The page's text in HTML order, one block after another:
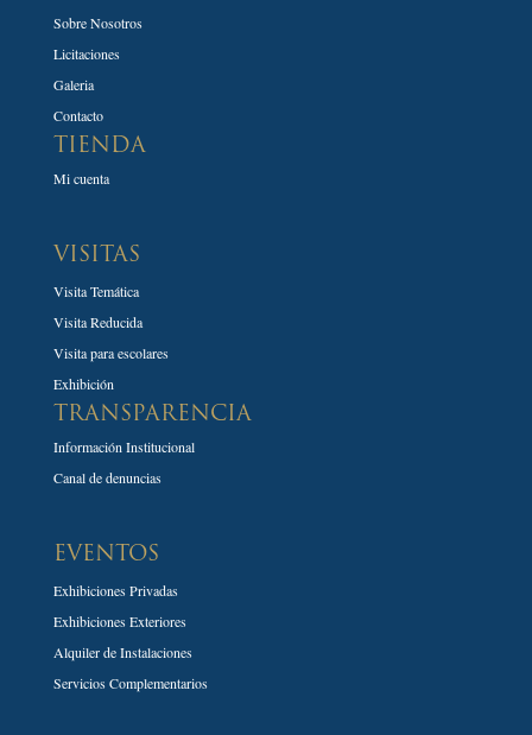
Sobre Nosotros
Licitaciones
Galeria
Contacto
TIENDA
Mi cuenta
VISITAS
Visita Temática
Visita Reducida
Visita para escolares
Exhibición
TRANSPARENCIA
Información Institucional
Canal de denuncias
EVENTOS
Exhibiciones Privadas
Exhibiciones Exteriores
Alquiler de Instalaciones
Servicios Complementarios